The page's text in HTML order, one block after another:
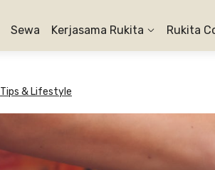
Sewa Kerjasama Rukita Rukita
Tips & Lifestyle